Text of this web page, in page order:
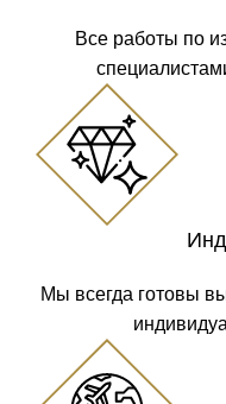
Все работы по
Мы всегда готовы